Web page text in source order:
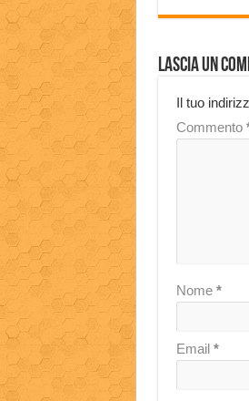
Lascia un
Il tuo
Commento
Nome *
Email *